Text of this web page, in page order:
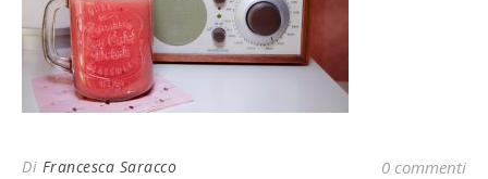
Di Francesca Saracco 0 commenti